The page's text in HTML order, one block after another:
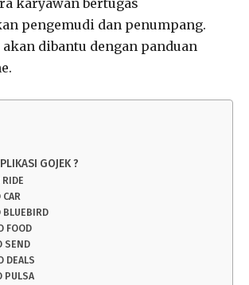
pengemudi dan penumpang.
dibantu dengan panduan
GOJEK ?
RIDE
CAR
BLUEBIRD
FOOD
SEND
DEALS
PULSA